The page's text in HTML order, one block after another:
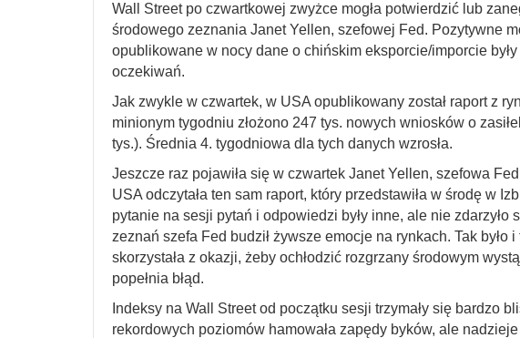
Wall Street po czwartkowej zwyżce mogła potwierdzić lub
środowego zeznania Janet Yellen, szefowej Fed. Pozytywne
opublikowane w nocy dane o chińskim eksporcie/imporcie
oczekiwań.
Jak zwykle w czwartek, w USA opublikowany został raport z
minionym tygodniu złożono 247 tys. nowych wniosków o
tys.). Średnia 4. tygodniowa dla tych danych wzrosła.
Jeszcze raz pojawiła się w czwartek Janet Yellen, szefowa
USA odczytała ten sam raport, który przedstawiła w środę w
pytanie na sesji pytań i odpowiedzi były inne, ale nie zdarzyło
zeznań szefa Fed budził żywsze emocje na rynkach. Tak było
skorzystała z okazji, żeby ochłodzić rozgrzany środowym
popełnia błąd.
Indeksy na Wall Street od początku sesji trzymały się bardzo
rekordowych poziomów hamowała zapędy byków, ale